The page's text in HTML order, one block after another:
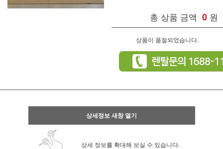
총 상품 금액 0 원
상품이 품절되었습니다.
상세정보 새창 열기
상세 정보를 확대해 보실 수 있습니다.